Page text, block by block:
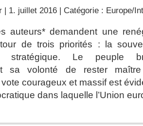
| 1. juillet 2016 | Catégorie : Europe/
auteurs* demandent une
de trois priorités : la
stratégique. Le peuple
sa volonté de rester
courageux et massif est
dans laquelle l’Union